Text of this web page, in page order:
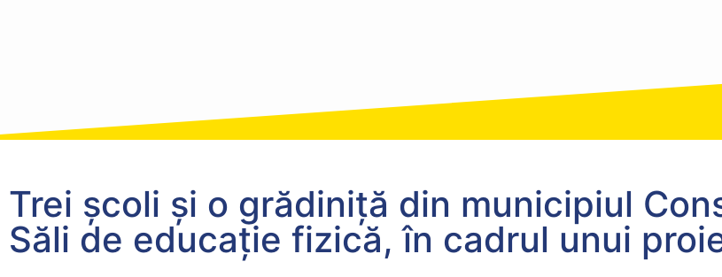
Trei școli și o grădiniță din municipiul
Săli de educație fizică, în cadrul unui